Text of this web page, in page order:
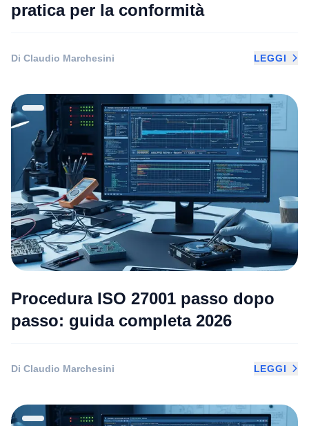
pratica per la conformità
Di Claudio Marchesini LEGGI
Procedura ISO 27001 passo dopo
passo: guida completa 2026
Di Claudio Marchesini LEGGI